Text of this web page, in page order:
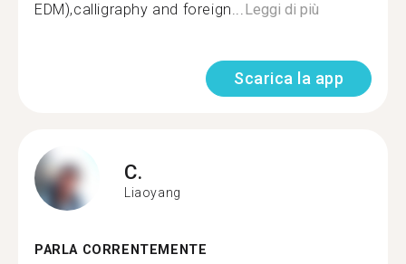
EDM),calligraphy and foreign...Leggi di più
Scarica la app
C.
Liaoyang
PARLA CORRENTEMENTE